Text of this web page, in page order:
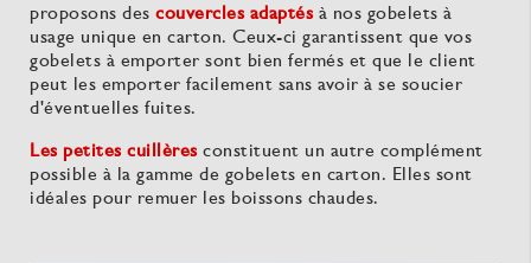
proposons des couvercles adaptésà nos gobelets à
usage unique en carton. Ceux-ci garantissent que vos
gobelets à emporter sont bien fermés et que le client
peut les emporter facilement sans avoir à se soucier
d'éventuelles fuites.
Les petites cuillèresconstituent un autre complément
possible à la gamme de gobelets en carton. Elles sont
idéales pour remuer les boissons chaudes.